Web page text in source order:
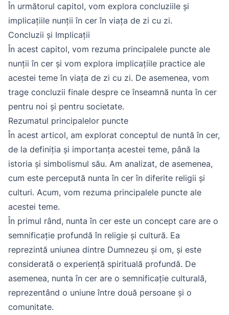
În următorul capitol, vom explora concluziile și
implicațiile nunții în cer în viața de zi cu zi.
Concluzii și Implicații
În acest capitol, vom rezuma principalele puncte ale
nunții în cer și vom explora implicațiile practice ale
acestei teme în viața de zi cu zi. De asemenea, vom
trage concluzii finale despre ce înseamnă nunta în cer
pentru noi și pentru societate.
Rezumatul principalelor puncte
În acest articol, am explorat conceptul de nuntă în cer,
de la definiția și importanța acestei teme, până la
istoria și simbolismul său. Am analizat, de asemenea,
cum este percepută nunta în cer în diferite religii și
culturi. Acum, vom rezuma principalele puncte ale
acestei teme.
În primul rând, nunta în cer este un concept care are o
semnificație profundă în religie și cultură. Ea
reprezintă uniunea dintre Dumnezeu și om, și este
considerată o experiență spirituală profundă. De
asemenea, nunta în cer are o semnificație culturală,
reprezentând o uniune între două persoane și o
comunitate.